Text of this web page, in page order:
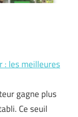
: les meilleures
gagne plus
Ce seuil